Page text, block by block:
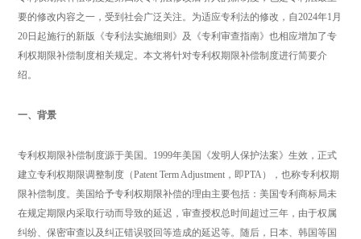
要的修改内容之一，受到社会广泛关注。为适应专利法的修改，自2024年1月
20日起施行的新版《专利法实施细则》及《专利审查指南》也相应增加了专
利权期限补偿制度相关规定。本文将针对专利权期限补偿制度进行简要介
绍。
一、背景
专利权期限补偿制度源于美国。1999年美国《发明人保护法案》生效，正式
建立专利权期限调整制度（Patent Term Adjustment，即PTA），也称专利权期
限补偿制度。美国给予专利权期限补偿的理由主要包括：美国专利商标局未
在规定期限内采取行动而导致的延迟，审查授权总时间超过三年，由于权属
纠纷、保密审查以及纠正错误驳回等造成的延迟等。随后，日本、韩国等国